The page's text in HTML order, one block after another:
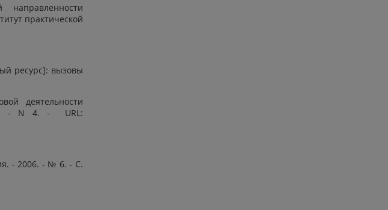
практической
ресурс]: вызовы
деятельности
- N 4. -
URL:
- 2006. - № 6. - С.